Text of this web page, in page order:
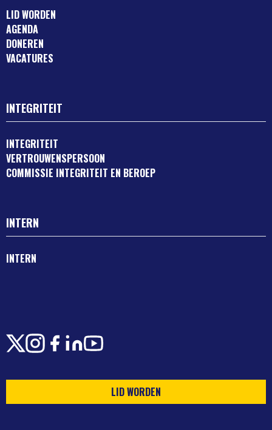
LID WORDEN
AGENDA
DONEREN
VACATURES
INTEGRITEIT
INTEGRITEIT
VERTROUWENSPERSOON
COMMISSIE INTEGRITEIT EN BEROEP
INTERN
INTERN
X Instagram
Facebook
LinkedIn
Youtube
LID WORDEN